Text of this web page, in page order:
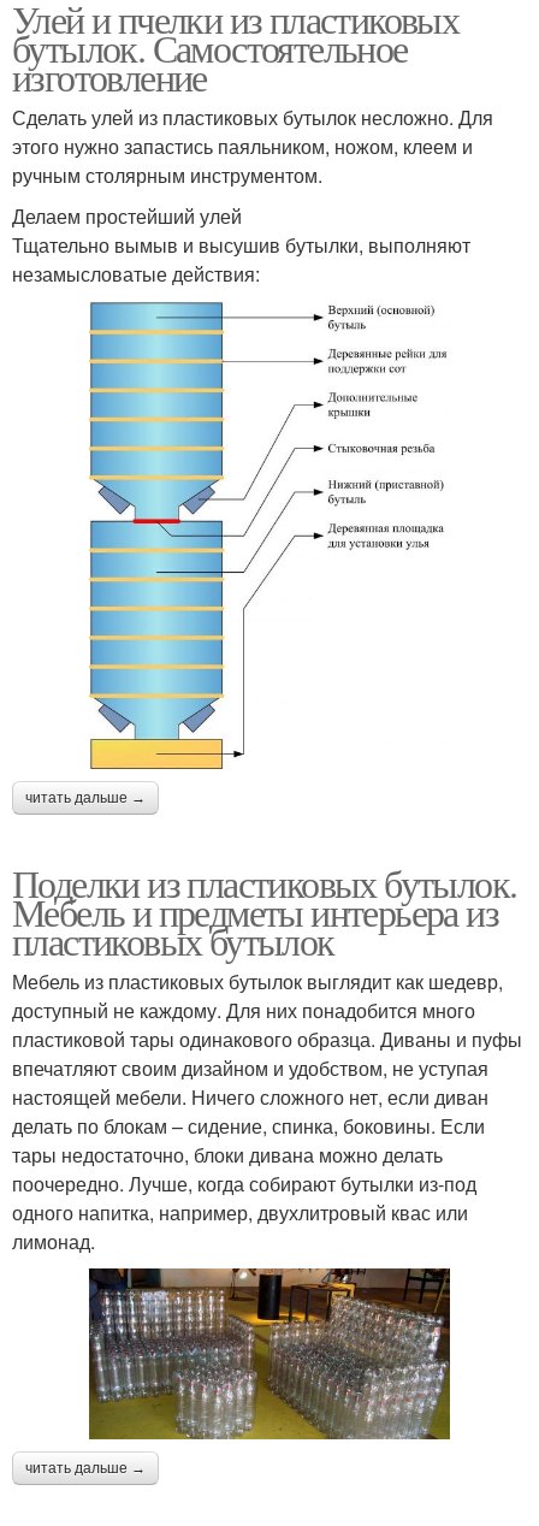
Улей и пчелки из пластиковых
бутылок. Самостоятельное
изготовление
Сделать улей из пластиковых бутылок несложно. Для
этого нужно запастись паяльником, ножом, клеем и
ручным столярным инструментом.
Делаем простейший улей
Тщательно вымыв и высушив бутылки, выполняют
незамысловатые действия:
читать дальше →
Поделки из пластиковых бутылок.
Мебель и предметы интерьера из
пластиковых бутылок
Мебель из пластиковых бутылок выглядит как шедевр,
доступный не каждому. Для них понадобится много
пластиковой тары одинакового образца. Диваны и пуфы
впечатляют своим дизайном и удобством, не уступая
настоящей мебели. Ничего сложного нет, если диван
делать по блокам – сидение, спинка, боковины. Если
тары недостаточно, блоки дивана можно делать
поочередно. Лучше, когда собирают бутылки из-под
одного напитка, например, двухлитровый квас или
лимонад.
читать дальше →